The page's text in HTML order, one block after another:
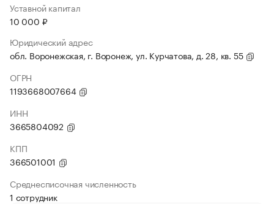
Уставной капитал
10 000 ₽
Юридический адрес
обл. Воронежская, г. Воронеж, ул. Курчатова, д. 28, кв. 55
ОГРН
1193668007664
ИНН
3665804092
КПП
366501001
Среднесписочная численность
1 сотрудник